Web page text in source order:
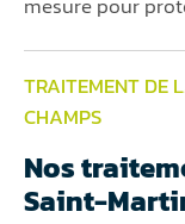
TRAITEMENT DE
CHAMPS
Nos
Saint-